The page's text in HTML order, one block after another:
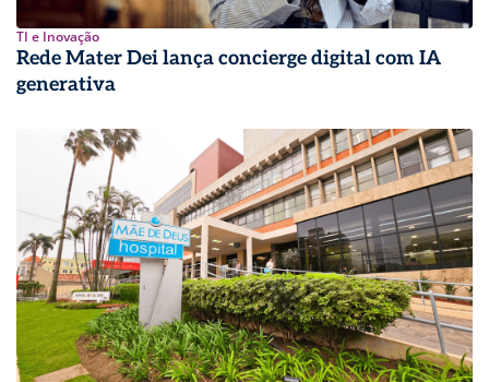
TI e Inovação
Rede Mater Dei lança concierge digital com IA
generativa